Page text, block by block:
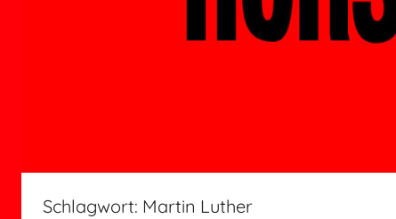
Schlagwort: Martin Luther